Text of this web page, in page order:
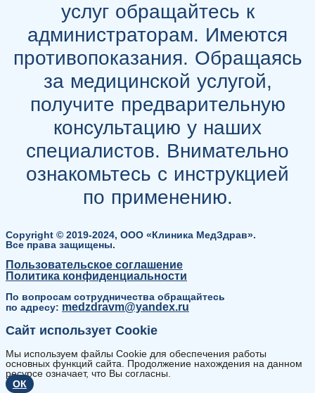
услуг обращайтесь к
администраторам. Имеются
противопоказания. Обращаясь
за медицинской услугой,
получите предварительную
консультацию у наших
специалистов. Внимательно
ознакомьтесь с инструкцией
по применению.
Copyright © 2019-2024, ООО «Клиника МедЗдрав».
Все права защищены.
Пользовательское соглашение
Политика конфиденциальности
По вопросам сотрудничества обращайтесь
по адресу: medzdravm@yandex.ru
Сайт использует Cookie
Мы используем файлы Cookie для обеспечения работы
основных функций сайта. Продолжение нахождения на данном
ресурсе означает, что Вы согласны.
ОК